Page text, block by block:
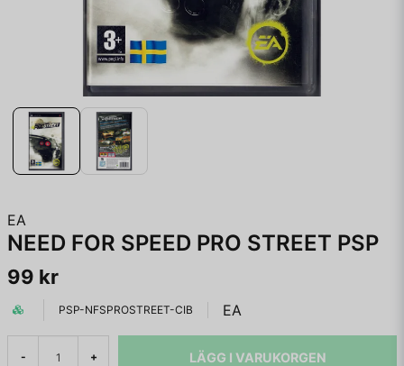
EA
NEED FOR SPEED PRO STREET PSP
99 kr
PSP-NFSPROSTREET-CIB EA
- + LÄGG I VARUKORGEN